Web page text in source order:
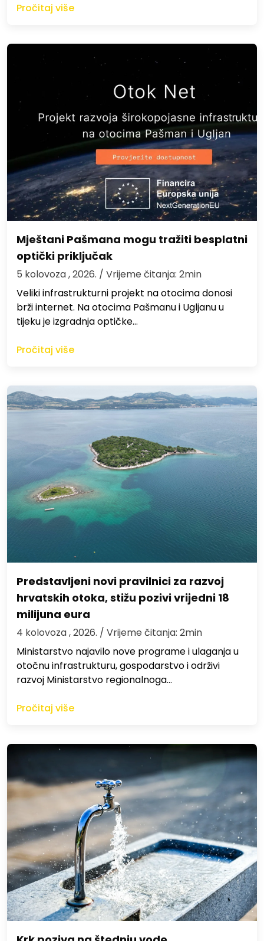
Pročitaj više
Mještani Pašmana mogu tražiti besplatni
optički priključak
5 kolovoza , 2026. / Vrijeme čitanja: 2min
Veliki infrastrukturni projekt na otocima donosi
brži internet. Na otocima Pašmanu i Ugljanu u
tijeku je izgradnja optičke…
Pročitaj više
Predstavljeni novi pravilnici za razvoj
hrvatskih otoka, stižu pozivi vrijedni 18
milijuna eura
4 kolovoza , 2026. / Vrijeme čitanja: 2min
Ministarstvo najavilo nove programe i ulaganja u
otočnu infrastrukturu, gospodarstvo i održivi
razvoj Ministarstvo regionalnoga…
Pročitaj više